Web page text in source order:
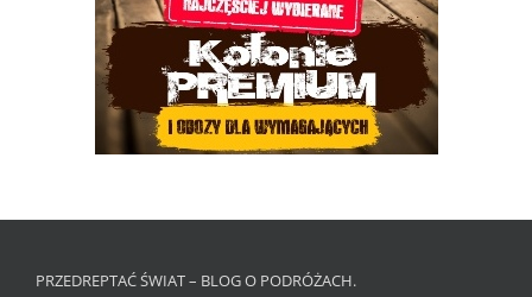
PRZEDREPTAĆ ŚWIAT – BLOG O PODRÓŻACH.